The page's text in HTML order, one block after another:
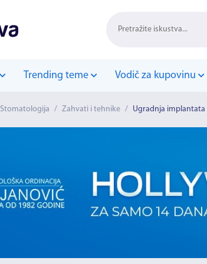
Trending teme Vodič za kupovinu
Stomatologija / Zahvati i tehnike / Ugradnja implantata